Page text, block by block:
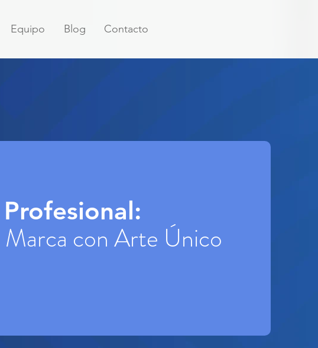
Equipo Blog Contacto
Marca con Arte Único